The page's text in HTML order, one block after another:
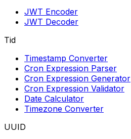
JWT Encoder
JWT Decoder
Tid
Timestamp Converter
Cron Expression Parser
Cron Expression Generator
Cron Expression Validator
Date Calculator
Timezone Converter
UUID